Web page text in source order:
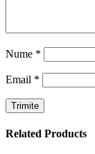
Nume *
Email *
Related Products